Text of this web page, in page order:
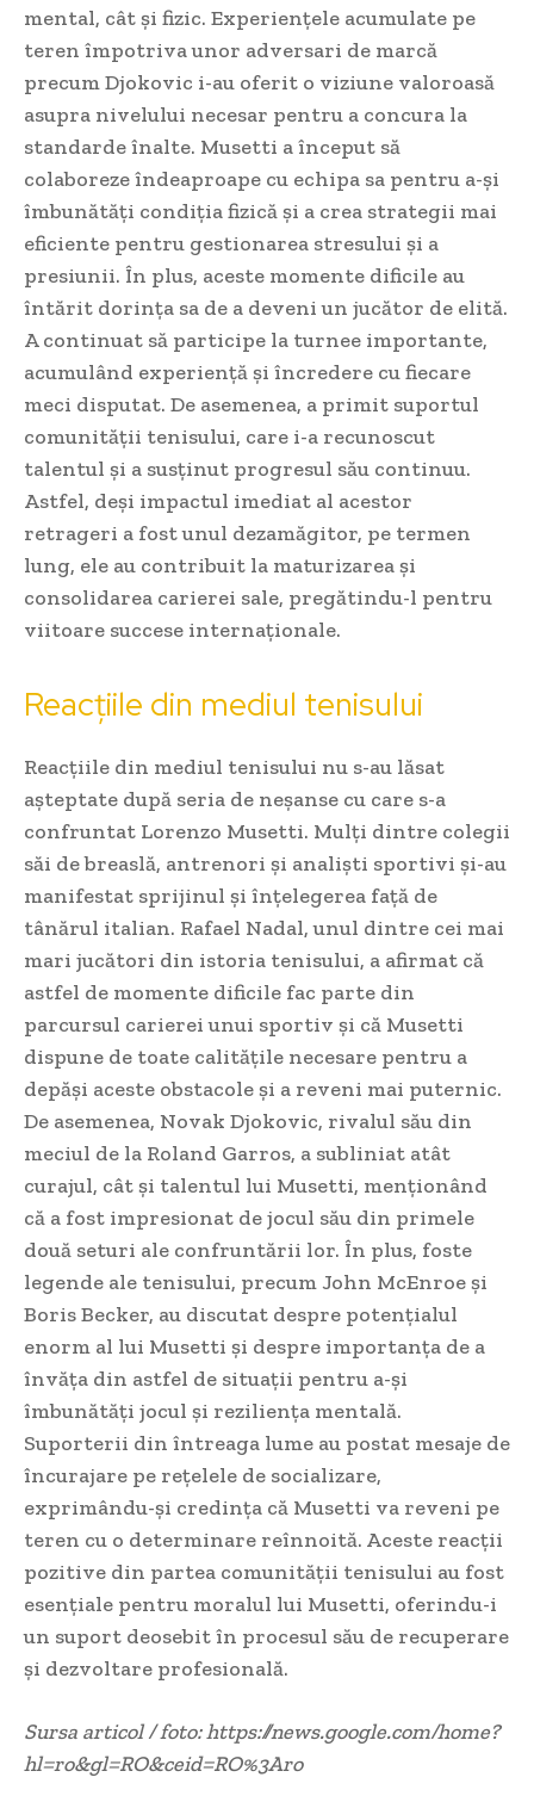
mental, cât și fizic. Experiențele acumulate pe
teren împotriva unor adversari de marcă
precum Djokovic i-au oferit o viziune valoroasă
asupra nivelului necesar pentru a concura la
standarde înalte. Musetti a început să
colaboreze îndeaproape cu echipa sa pentru a-și
îmbunătăți condiția fizică și a crea strategii mai
eficiente pentru gestionarea stresului și a
presiunii. În plus, aceste momente dificile au
întărit dorința sa de a deveni un jucător de elită.
A continuat să participe la turnee importante,
acumulând experiență și încredere cu fiecare
meci disputat. De asemenea, a primit suportul
comunității tenisului, care i-a recunoscut
talentul și a susținut progresul său continuu.
Astfel, deși impactul imediat al acestor
retrageri a fost unul dezamăgitor, pe termen
lung, ele au contribuit la maturizarea și
consolidarea carierei sale, pregătindu-l pentru
viitoare succese internaționale.
Reacțiile din mediul tenisului
Reacțiile din mediul tenisului nu s-au lăsat
așteptate după seria de neșanse cu care s-a
confruntat Lorenzo Musetti. Mulți dintre colegii
săi de breaslă, antrenori și analiști sportivi și-au
manifestat sprijinul și înțelegerea față de
tânărul italian. Rafael Nadal, unul dintre cei mai
mari jucători din istoria tenisului, a afirmat că
astfel de momente dificile fac parte din
parcursul carierei unui sportiv și că Musetti
dispune de toate calitățile necesare pentru a
depăși aceste obstacole și a reveni mai puternic.
De asemenea, Novak Djokovic, rivalul său din
meciul de la Roland Garros, a subliniat atât
curajul, cât și talentul lui Musetti, menționând
că a fost impresionat de jocul său din primele
două seturi ale confruntării lor. În plus, foste
legende ale tenisului, precum John McEnroe și
Boris Becker, au discutat despre potențialul
enorm al lui Musetti și despre importanța de a
învăța din astfel de situații pentru a-și
îmbunătăți jocul și reziliența mentală.
Suporterii din întreaga lume au postat mesaje de
încurajare pe rețelele de socializare,
exprimându-și credința că Musetti va reveni pe
teren cu o determinare reînnoită. Aceste reacții
pozitive din partea comunității tenisului au fost
esențiale pentru moralul lui Musetti, oferindu-i
un suport deosebit în procesul său de recuperare
și dezvoltare profesională.
Sursa articol / foto: https://news.google.com/home?
hl=ro&gl=RO&ceid=RO%3Aro